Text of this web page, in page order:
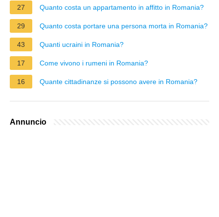
27 Quanto costa un appartamento in affitto in Romania?
29 Quanto costa portare una persona morta in Romania?
43 Quanti ucraini in Romania?
17 Come vivono i rumeni in Romania?
16 Quante cittadinanze si possono avere in Romania?
Annuncio